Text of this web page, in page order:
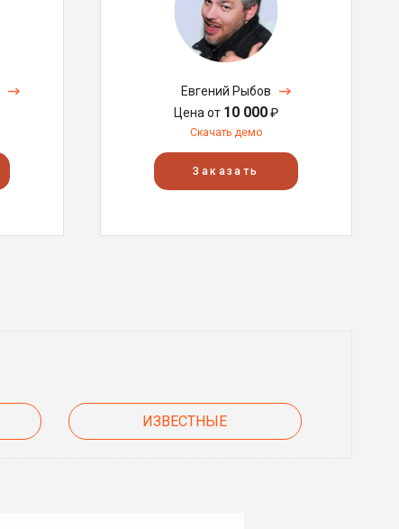
Евгений Рыбов
Цена от 10 000₽
Скачать демо
Заказать
ИЗВЕСТНЫЕ